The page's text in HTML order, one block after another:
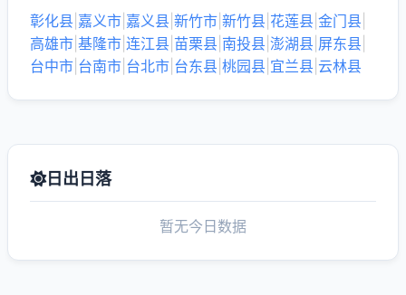
彰化县 嘉义市 嘉义县 新竹市 新竹县 花莲县 金门县
高雄市 基隆市 连江县 苗栗县 南投县 澎湖县 屏东县
台中市 台南市 台北市 台东县 桃园县 宜兰县 云林县
日出日落
暂无今日数据